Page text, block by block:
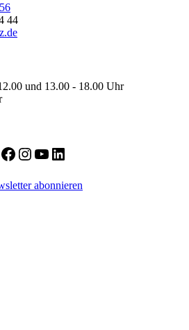
44
und 13.00 - 18.00 Uhr
Facebook
Instagram
YouTube
LinkedIn
abonnieren